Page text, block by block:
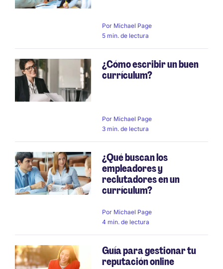
Por Michael Page
5 min. de lectura
¿Cómo escribir un buen
currículum?
Por Michael Page
3 min. de lectura
¿Qué buscan los
empleadores y
reclutadores en un
currículum?
Por Michael Page
4 min. de lectura
Guía para gestionar tu
reputación online